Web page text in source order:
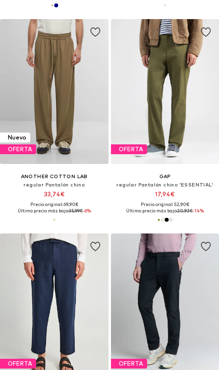
Nuevo
OFERTA
ANOTHER COTTON LAB
regular Pantalón chino
33,74€
Precio original: 69,90€
Último precio más bajo:35,99€-6%
OFERTA
GAP
regular Pantalón chino 'ESSENTIAL'
17,94€
Precio original: 52,90€
Último precio más bajo:20,93€-14%
OFERTA OFERTA